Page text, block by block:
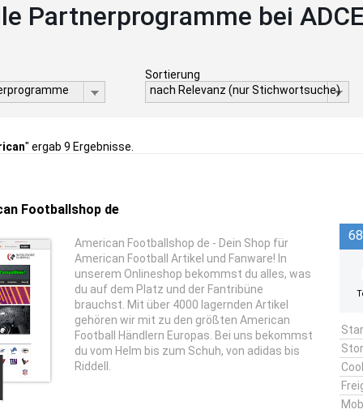
Partnerprogramme bei
Sortierung
nach Relevanz (nur Stichwortsuche)
" ergab 9 Ergebnisse.
Footballshop de
American Footballshop de - Dein Shop für
American Football Artikel und Fanware! In
unserem Onlineshop bekommst du alles, was
du auf dem Platz und der Fantribüne
brauchst. Mit über 4000 lagernden Artikel
gehören wir mit zu den größten American
Football Händlern Europas. Bei uns bekommst
du vom Helm bis zum Schuh, von adidas bis
Riddell.
68